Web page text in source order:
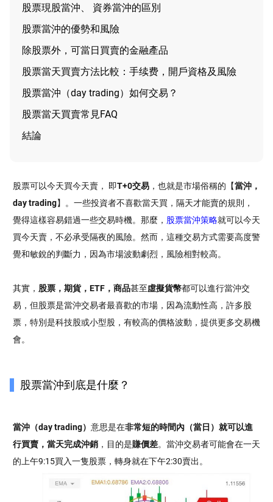
股票現股當沖、 資券當沖的區別
股票當沖的優勢和風險
除股票外，可當日買賣的金融產品
股票當天買賣方法比較：手续费，開戶資格及風險
股票當沖（day trading）如何交易？
股票當天買賣常見FAQ
結論
股票可以今天買今天賣， 即T+0交易 ，也就是市場俗稱的【當沖，
day trading】。一些投資者不喜歡當天買，隔天才能賣的規則，
覺得這樣容易錯過一些交易時機。那麼， 股票當沖策略就可以今天
買今天賣，不必承受隔夜的風險。然而，這種交易方式需要高度警
覺和敏銳的判斷力，因為市場波動劇烈，風險相對較高。
其實， 股票，期貨，ETF，商品甚至虛擬貨幣都可以進行當沖交
易，但股票是當沖交易者最喜歡的市場，因為流動性高，許多股
票，特別是科技股或小型股，有較高的價格波動，提供更多交易機
會。
股票當沖到底是什麼？
當沖（day trading） 意思是在非常短的時間內（當日）就可以進
行買賣，當天完成沖銷 ，目的是賺價差。當沖交易者可能會在一天
的上午9:15買入一隻股票，轉身就在下午2:30賣出。